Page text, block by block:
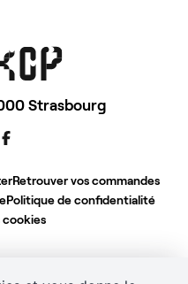
Strasbourg
Retrouver vos commandes
Politique de confidentialité
cookies